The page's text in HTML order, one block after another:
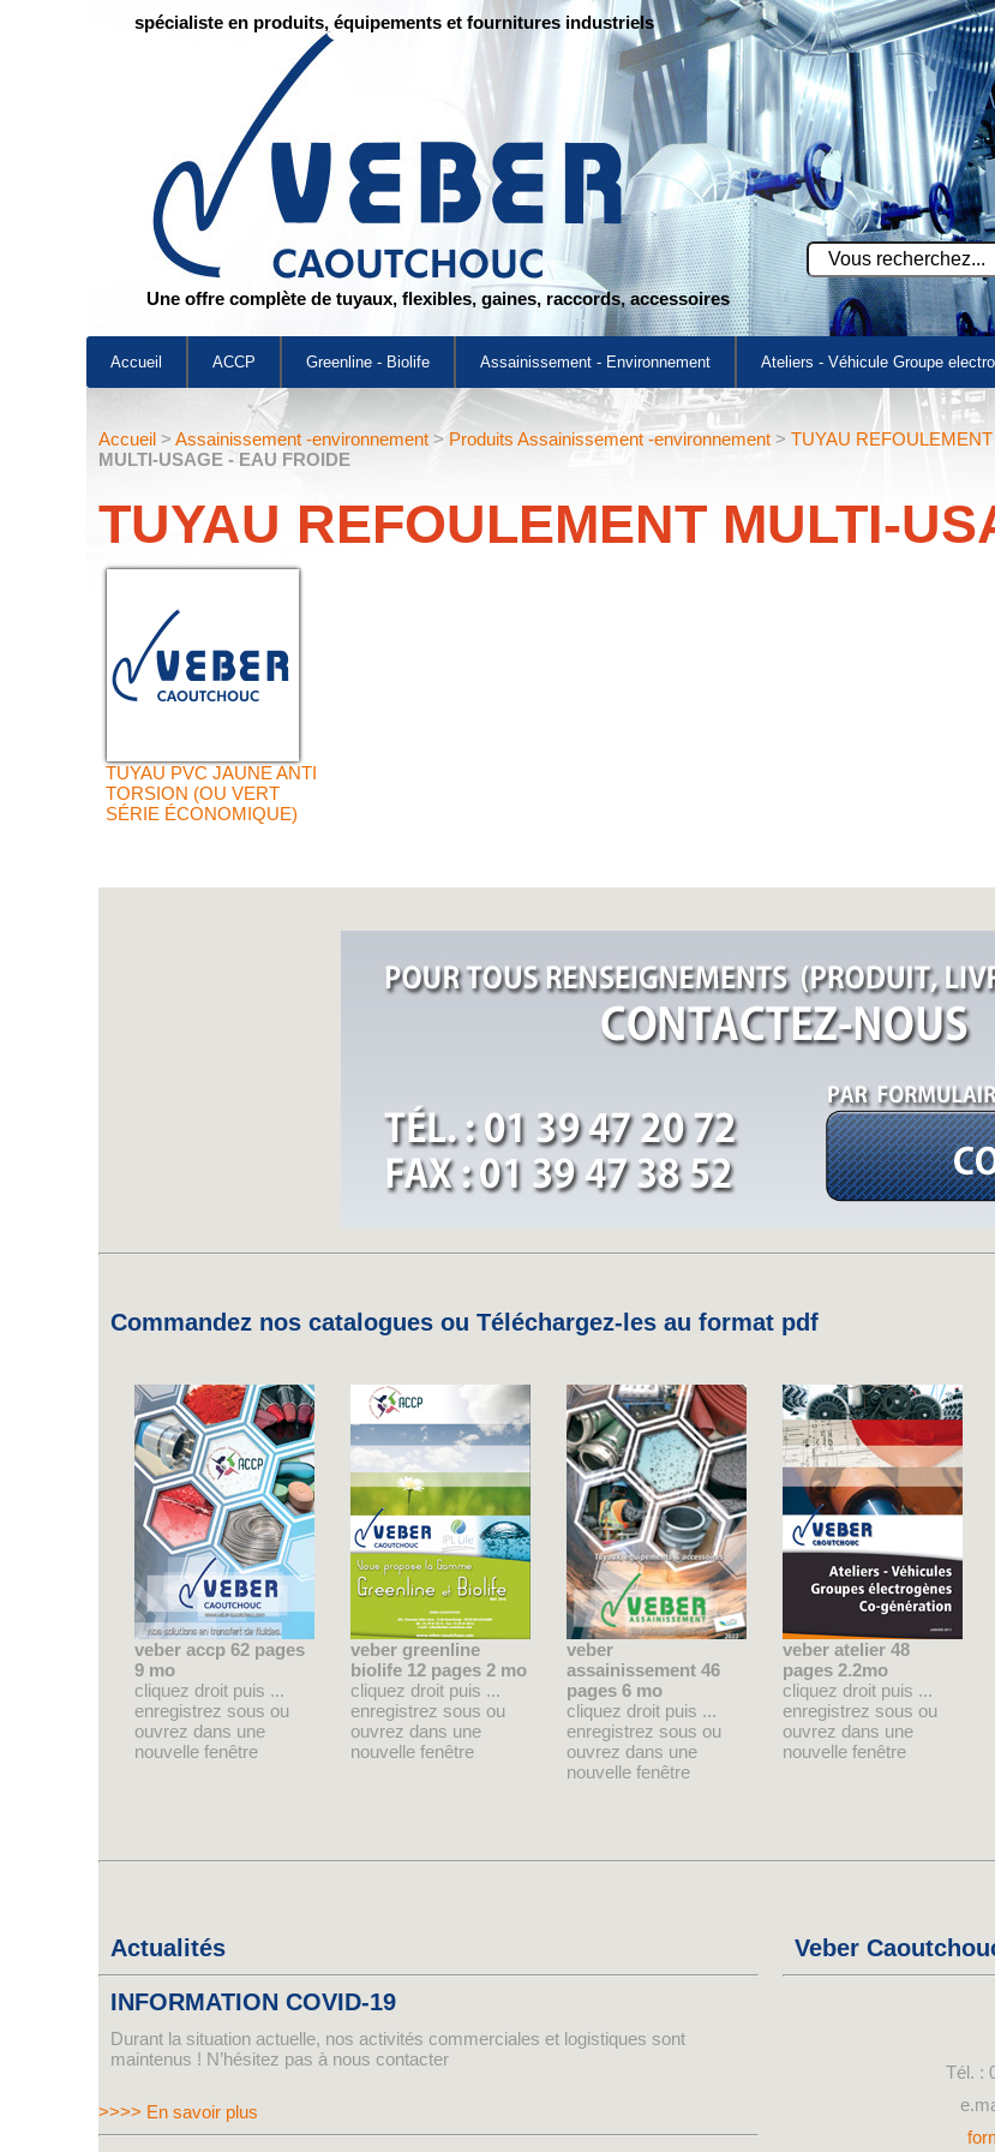
spécialiste en produits, équipements et fournitures industriels
Une offre complète de tuyaux, flexibles, gaines, raccords, accessoires
Accueil ACCP Greenline - Biolife Assainissement - Environnement Ateliers - Véhicule Groupe
Accueil > Assainissement -environnement > Produits Assainissement -environnement > TUYAU
MULTI-USAGE - EAU FROIDE
TUYAU REFOULEMENT MULTI-
TUYAU PVC JAUNE ANTI
TORSION (OU VERT
SÉRIE ÉCONOMIQUE)
Commandez nos catalogues ou Téléchargez-les au format pdf
veber accp 62 pages
9 mo
cliquez droit puis ...
enregistrez sous ou
ouvrez dans une
nouvelle fenêtre
veber greenline
biolife 12 pages 2 mo
cliquez droit puis ...
enregistrez sous ou
ouvrez dans une
nouvelle fenêtre
veber
assainissement 46
pages 6 mo
cliquez droit puis ...
enregistrez sous ou
ouvrez dans une
nouvelle fenêtre
veber atelier 48
pages 2.2mo
cliquez droit puis ...
enregistrez sous ou
ouvrez dans une
nouvelle fenêtre
Actualités
INFORMATION COVID-19
Durant la situation actuelle, nos activités commerciales et logistiques sont
maintenus ! N’hésitez pas à nous contacter
>>>> En savoir plus
Veber
Tél. :